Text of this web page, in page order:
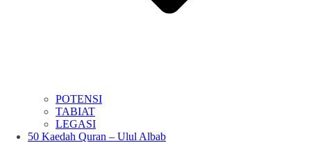
POTENSI
TABIAT
LEGASI
50 Kaedah Quran – Ulul Albab